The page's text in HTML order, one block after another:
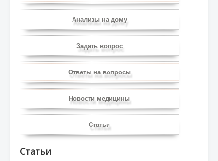
Анализы на дому
Задать вопрос
Ответы на вопросы
Новости медицины
Статьи
Статьи